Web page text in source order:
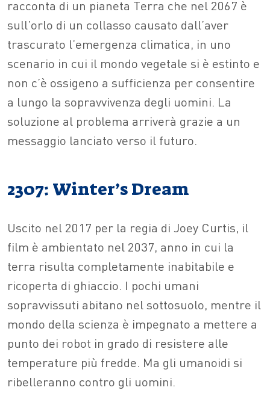
racconta di un pianeta Terra che nel 2067 è
sull’orlo di un collasso causato dall’aver
trascurato l’emergenza climatica, in uno
scenario in cui il mondo vegetale si è estinto e
non c’è ossigeno a sufficienza per consentire
a lungo la sopravvivenza degli uomini. La
soluzione al problema arriverà grazie a un
messaggio lanciato verso il futuro.
2307: Winter’s Dream
Uscito nel 2017 per la regia di Joey Curtis, il
film è ambientato nel 2037, anno in cui la
terra risulta completamente inabitabile e
ricoperta di ghiaccio. I pochi umani
sopravvissuti abitano nel sottosuolo, mentre il
mondo della scienza è impegnato a mettere a
punto dei robot in grado di resistere alle
temperature più fredde. Ma gli umanoidi si
ribelleranno contro gli uomini.